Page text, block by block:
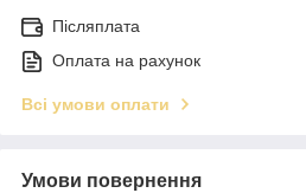
Післяплата
Оплата на рахунок
Всі умови оплати
Умови повернення